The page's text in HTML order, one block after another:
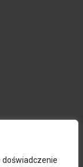
doświadczenie